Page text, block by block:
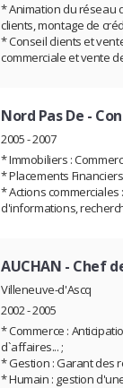
* Animation du réseau
clients, montage de
* Conseil clients et
commerciale et vente
Nord Pas De -
2005 - 2007
* Immobiliers :
* Placements
* Actions
d'informations,
AUCHAN - Chef
Villeneuve-d'Ascq
2002 - 2005
* Commerce :
d`affaires... ;
* Gestion : Garant des
* Humain : gestion